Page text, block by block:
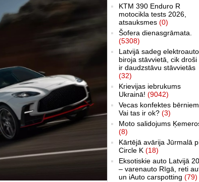
KTM 390 Enduro R
motocikla tests 2026,
atsauksmes (0)
Šofera dienasgrāmata.
(5308)
Latvijā sadeg elektroauto
biroja stāvvietā, cik droši
ir daudzstāvu stāvvietās
(32)
Krievijas iebrukums
Ukrainā! (9042)
Vecas konfektes
Vai tas ir ok? (3)
Moto salidojums
(8)
Kārtējā avārija Jūrmalā
Circle K (18)
Eksotiskie auto Latvijā
– varenauto Rīgā, reti
un iAuto carspotting (79)